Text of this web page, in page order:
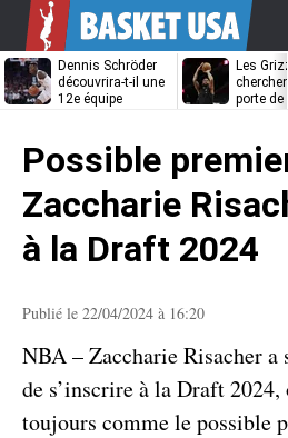
Dennis Schröder
découvrira-t-il une
12e équipe
Les
porte de
Unibet
Possible
Zaccharie
à la Draft 2024
Publié le 22/04/2024 à 16:20
NBA – Zaccharie Risacher a
de s’inscrire à la Draft 2024,
toujours comme le possible